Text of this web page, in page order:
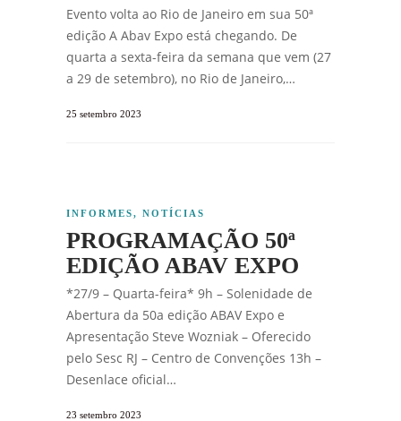
Evento volta ao Rio de Janeiro em sua 50ª
edição A Abav Expo está chegando. De
quarta a sexta-feira da semana que vem (27
a 29 de setembro), no Rio de Janeiro,…
25 setembro 2023
INFORMES, NOTÍCIAS
PROGRAMAÇÃO 50ª
EDIÇÃO ABAV EXPO
*27/9 – Quarta-feira* 9h – Solenidade de
Abertura da 50a edição ABAV Expo e
Apresentação Steve Wozniak – Oferecido
pelo Sesc RJ – Centro de Convenções 13h –
Desenlace oficial…
23 setembro 2023